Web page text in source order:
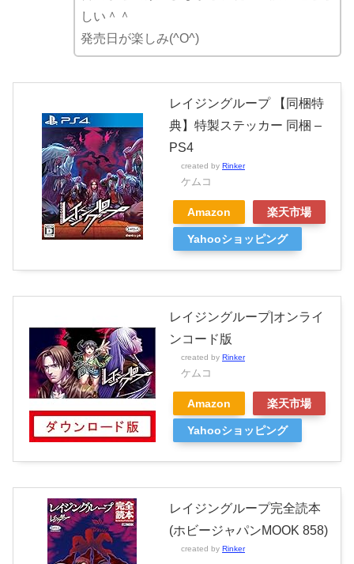
しい＾＾
発売日が楽しみ(^O^)
レイジングループ 【同梱特
典】特製ステッカー 同梱 –
PS4
created by Rinker
ケムコ
Amazon 楽天市場
Yahooショッピング
レイジングループ|オンライ
ンコード版
created by Rinker
ケムコ
Amazon 楽天市場
Yahooショッピング
レイジングループ完全読本
(ホビージャパンMOOK 858)
created by Rinker